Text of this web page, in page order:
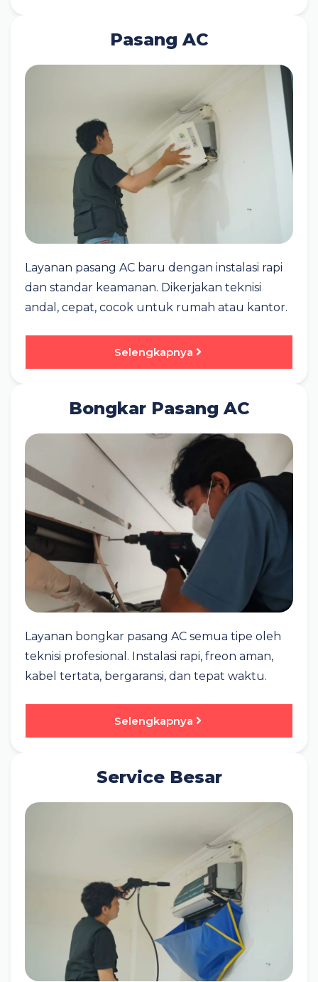
Pasang AC
Layanan pasang AC baru dengan instalasi rapi
dan standar keamanan. Dikerjakan teknisi
andal, cepat, cocok untuk rumah atau kantor.
Selengkapnya
Bongkar Pasang AC
Layanan bongkar pasang AC semua tipe oleh
teknisi profesional. Instalasi rapi, freon aman,
kabel tertata, bergaransi, dan tepat waktu.
Selengkapnya
Service Besar